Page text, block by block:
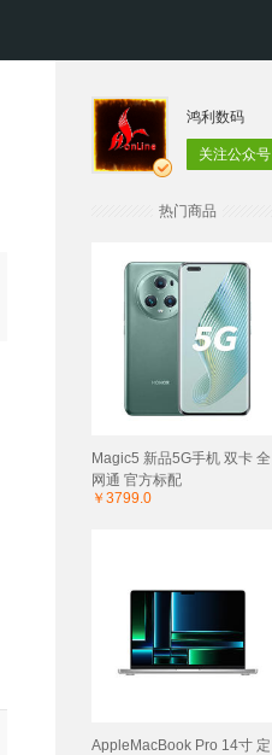
鸿利数码
关注公众号
热门商品
Magic5 新品5G手机 双卡 全
网通 官方标配
￥3799.0
AppleMacBook Pro 14寸 定